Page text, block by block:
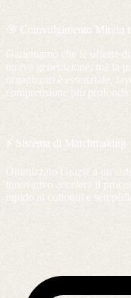
🎯 Coinvolgimento Mirato
Garantiamo che le offerte
nuova generazione, ma la
organizzati è essenziale,
comprensione più profonda.
⚡ Sistema di Matchmaking
Ottimizzato Grazie a un
innovativo accelera il
rapido ai colloqui e